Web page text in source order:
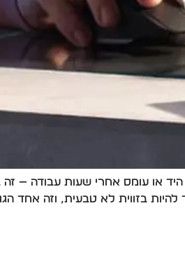
או עומס אחרי שעות עבודה — זה
בזווית לא טבעית, וזה אחד